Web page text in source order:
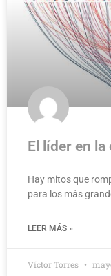
El líder en la
Hay mitos que
para los más
LEER MÁS »
Víctor Torres